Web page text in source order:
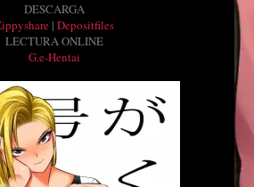
DESCARGA
| Depositfiles
LECTURA ONLINE
G.e-Hentai